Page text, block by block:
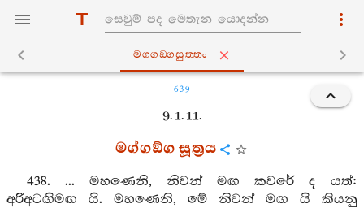
මග‍්ගඞ‍්ගසුත‍්තං
639
9. 1. 11.
මග්ගඞ්ග සූත්‍රය
438. ... මහණෙනි, නිවන් මඟ කවරේ ද යත්:
අරිඅටඟිමඟ යි. මහණෙනි, මේ නිවන් මඟ යි කියනු